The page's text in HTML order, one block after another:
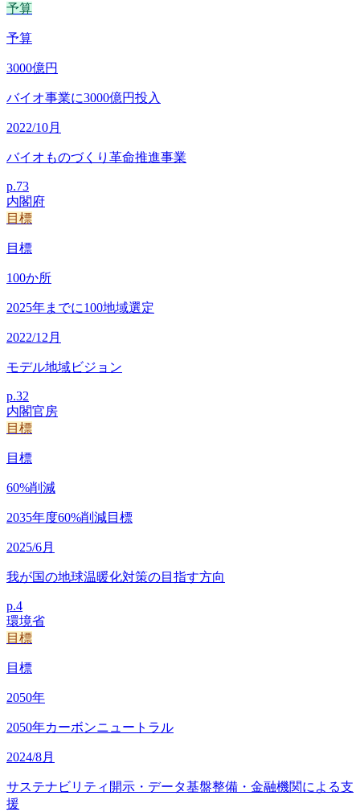
予算
予算
3000億円
バイオ事業に3000億円投入
2022/10月
バイオものづくり革命推進事業
p.73
内閣府
目標
目標
100か所
2025年までに100地域選定
2022/12月
モデル地域ビジョン
p.32
内閣官房
目標
目標
60%削減
2035年度60%削減目標
2025/6月
我が国の地球温暖化対策の目指す方向
p.4
環境省
目標
目標
2050年
2050年カーボンニュートラル
2024/8月
サステナビリティ開示・データ基盤整備・金融機関による支
援